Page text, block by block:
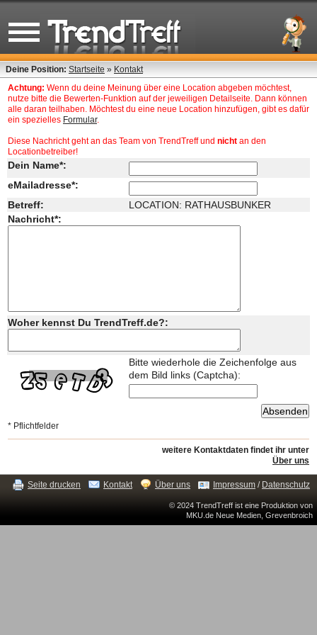
Deine Position: Startseite » Kontakt
Achtung: Wenn du deine Meinung über eine Location abgeben möchtest,
nutze bitte die Bewerten-Funktion auf der jeweiligen Detailseite. Dann können
alle daran teilhaben. Möchtest du eine neue Location hinzufügen, gibt es dafür
ein spezielles Formular.
Diese Nachricht geht an das Team von TrendTreff und nicht an den
Locationbetreiber!
Dein Name*:
eMailadresse*:
Betreff:
LOCATION: RATHAUSBUNKER
Nachricht*:
Woher kennst Du TrendTreff.de?:
Bitte wiederhole die Zeichenfolge aus
dem Bild links (Captcha):
* Pflichtfelder
weitere Kontaktdaten findet ihr unter
Über uns
Seite drucken Kontakt Über uns Impressum / Datenschutz
© 2024 TrendTreff ist eine Produktion von
MKU.de Neue Medien, Grevenbroich